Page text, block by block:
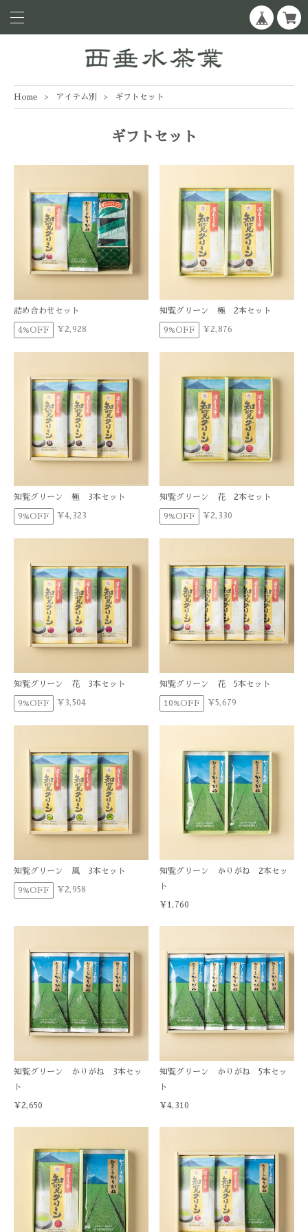
Home アイテム別 ギフトセット
ギフトセット
詰め合わせセット
4%OFF ¥2,928
知覧グリーン 極 2本セット
9%OFF ¥2,876
知覧グリーン 極 3本セット
9%OFF ¥4,323
知覧グリーン 花 2本セット
9%OFF ¥2,330
知覧グリーン 花 3本セット
9%OFF ¥3,504
知覧グリーン 花 5本セット
10%OFF ¥5,679
知覧グリーン 風 3本セット
9%OFF ¥2,958
知覧グリーン かりがね 2本セッ
ト
¥1,760
知覧グリーン かりがね 3本セッ
ト
¥2,650
知覧グリーン かりがね 5本セッ
ト
¥4,310